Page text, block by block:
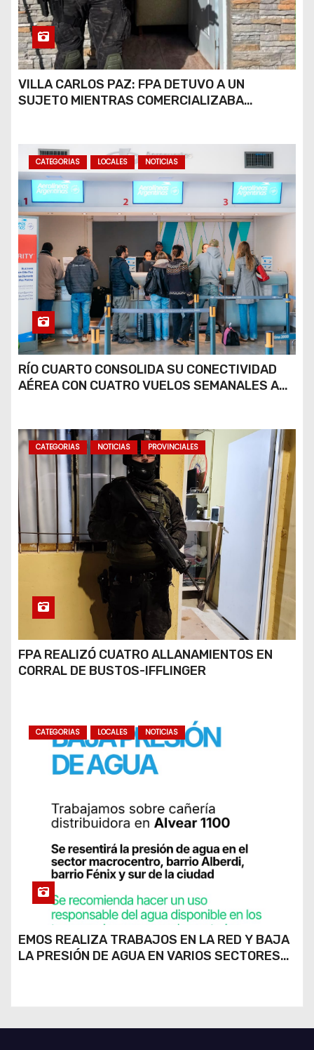
VILLA CARLOS PAZ: FPA DETUVO A UN
SUJETO MIENTRAS COMERCIALIZABA
CATEGORIAS LOCALES NOTICIAS
RÍO CUARTO CONSOLIDA SU CONECTIVIDAD
AÉREA CON CUATRO VUELOS SEMANALES A
CATEGORIAS NOTICIAS PROVINCIALES
FPA REALIZÓ CUATRO ALLANAMIENTOS EN
CORRAL DE BUSTOS-IFFLINGER
CATEGORIAS LOCALES NOTICIAS
EMOS REALIZA TRABAJOS EN LA RED Y BAJA
LA PRESIÓN DE AGUA EN VARIOS SECTORES